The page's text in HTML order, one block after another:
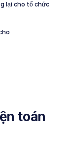
lại cho tổ chức
toán